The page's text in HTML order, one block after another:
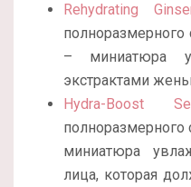
Rehydrating
полноразмерного
– миниатюра
экстрактами
Hydra-Boost
полноразмерного
миниатюра
лица, которая